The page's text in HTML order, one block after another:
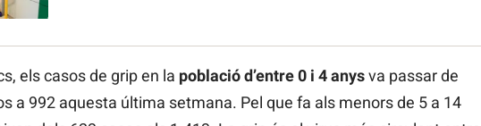
els casos de grip en la població d’entre 0 i 4 anysva passar de
a 992 aquesta última setmana. Pel que fa als menors de 5 a 14